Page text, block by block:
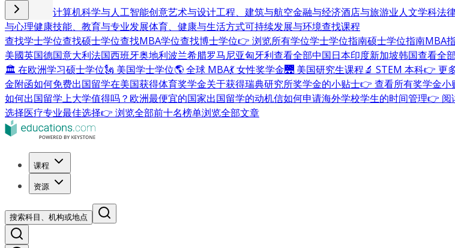
商业与管理 计算机科学与人工智能创意艺术与设计工程、建筑与航空金融与经济酒店与旅游业人文学科法
与心理健康技能、教育与专业发展体育、健康与生活方式可持续发展与环境查找课程
查找学士学位查找硕士学位查找MBA学位查找博士学位👉 浏览所有学位学士学位指南硕士学位指南MBA
美國英国德国意大利法国西班牙奥地利波兰希腊罗马尼亚匈牙利查看全部中国日本印度新加坡韩国查看全部
🏛 在欧洲学习硕士学位🗽 美国学士学位🌎 全球 MBA💃 女性奖学金🌉 美国研究生课程🔬 STEM 本科👉 更
金附函如何免费出国留学在美国获得体育奖学金关于获得瑞典研究所奖学金的小贴士👉 查看所有奖学金小
如何出国留学上大学值得吗？ 欧洲最便宜的国家出国留学的动机信如何申请海外学校学生的时间管理👉 阅
选择医疗专业最佳选择👉 浏览全部前十名榜单浏览全部文章
课程
资源
搜索科目、机构或地点